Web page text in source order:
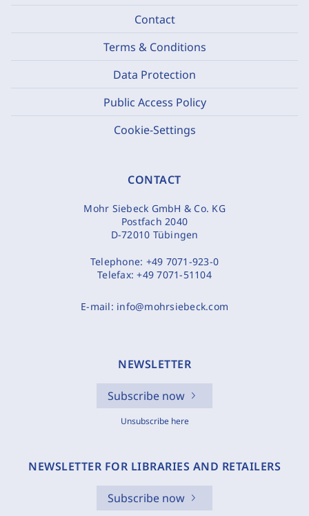
Contact
Terms & Conditions
Data Protection
Public Access Policy
Cookie-Settings
CONTACT
Mohr Siebeck GmbH & Co. KG
Postfach 2040
D-72010 Tübingen
Telephone: +49 7071-923-0
Telefax:+49 7071-51104
E-mail: info@mohrsiebeck.com
NEWSLETTER
Subscribe now
Unsubscribe here
NEWSLETTER FOR LIBRARIES AND RETAILERS
Subscribe now